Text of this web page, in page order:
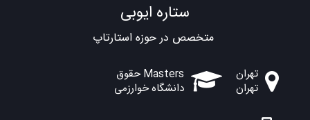
ستاره ایوبی
متخصص در حوزه استارتاپ
تهران
تهران
Masters حقوق
دانشگاه خوارزمی